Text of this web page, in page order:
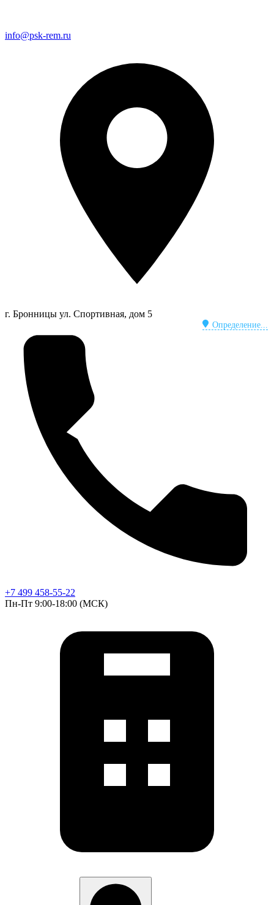
info@psk-rem.ru
г. Бронницы
Определение...
ул. Спортивная, дом 5
+7 499 458-55-22
Пн-Пт 9:00-18:00 (МСК)